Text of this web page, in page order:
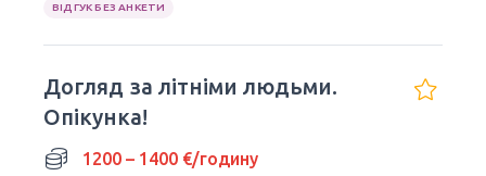
ВІДГУК БЕЗ АНКЕТИ
Догляд за літніми людьми.
Опікунка!
1200 – 1400 €/годину